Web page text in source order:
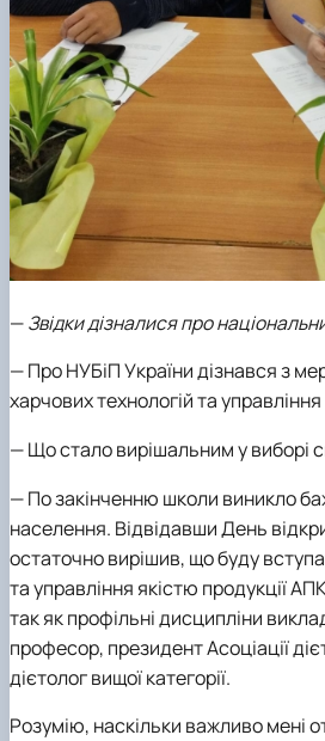
—Звідки дізналися про
—Про НУБіП України дізнався з
харчових технологій та
—Що стало вирішальним у виборі
—По закінченню школи виникло
населення. Відвідавши День
остаточно вирішив, що буду
та управління якістю продукції
так як профільні дисципліни
професор, президент Асоціації
дієтолог вищої категорії.
Розумію, наскільки важливо мені